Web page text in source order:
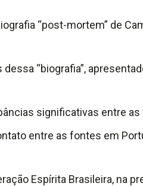
“post-mortem” de
“biografia”,
significativas entre
entre as fontes em
Espírita Brasileira, na